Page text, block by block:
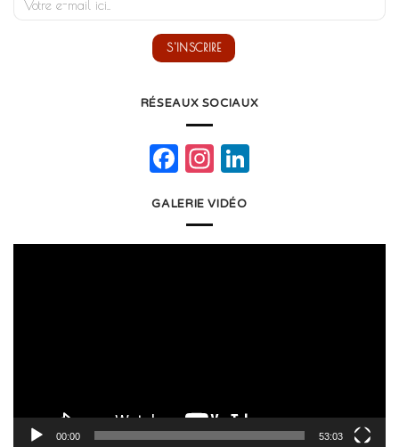
RÉSEAUX SOCIAUX
Facebook
Instagram
GALERIE VIDÉO
00:00 53:03